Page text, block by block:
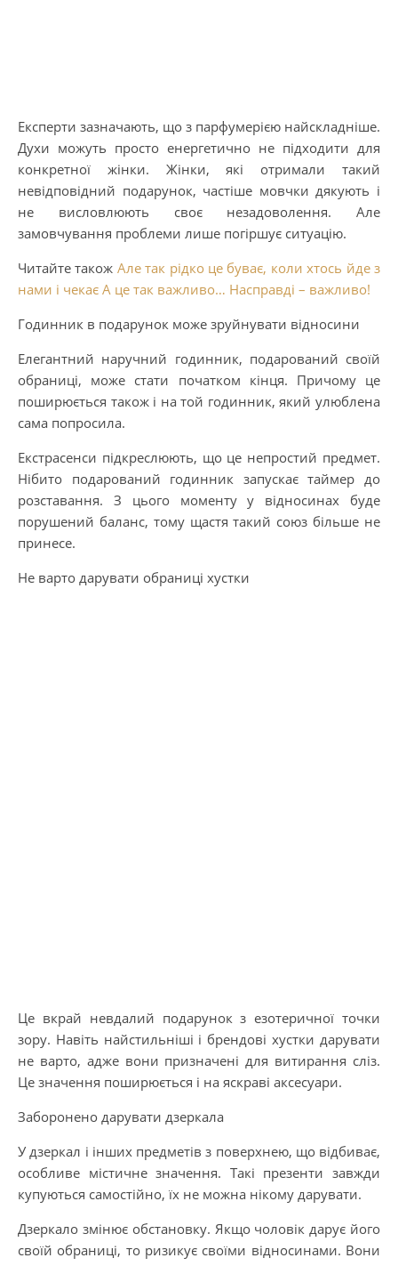
Експерти зазначають, що з парфумерією найскладніше.
Духи можуть просто енергетично не підходити для
конкретної жінки. Жінки, які отримали такий
невідповідний подарунок, частіше мовчки дякують і
не висловлюють своє незадоволення. Але
замовчування проблеми лише погіршує ситуацію.
Читайте також Але так рідко це буває, коли хтось йде з
нами і чекає А це так важливо… Насправді – важливо!
Годинник в подарунок може зруйнувати відносини
Елегантний наручний годинник, подарований своїй
обраниці, може стати початком кінця. Причому це
поширюється також і на той годинник, який улюблена
сама попросила.
Екстрасенси підкреслюють, що це непростий предмет.
Нібито подарований годинник запускає таймер до
розставання. З цього моменту у відносинах буде
порушений баланс, тому щастя такий союз більше не
принесе.
Не варто дарувати обраниці хустки
Це вкрай невдалий подарунок з езотеричної точки
зору. Навіть найстильніші і брендові хустки дарувати
не варто, адже вони призначені для витирання сліз.
Це значення поширюється і на яскраві аксесуари.
Заборонено дарувати дзеркала
У дзеркал і інших предметів з поверхнею, що відбиває,
особливе містичне значення. Такі презенти завжди
купуються самостійно, їх не можна нікому дарувати.
Дзеркало змінює обстановку. Якщо чоловік дарує його
своїй обраниці, то ризикує своїми відносинами. Вони